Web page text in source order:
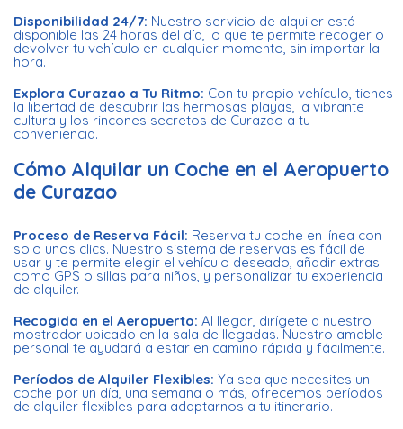
Disponibilidad 24/7: Nuestro servicio de alquiler está
disponible las 24 horas del día, lo que te permite recoger o
devolver tu vehículo en cualquier momento, sin importar la
hora.
Explora Curazao a Tu Ritmo: Con tu propio vehículo, tienes
la libertad de descubrir las hermosas playas, la vibrante
cultura y los rincones secretos de Curazao a tu
conveniencia.
Cómo Alquilar un Coche en el Aeropuerto
de Curazao
Proceso de Reserva Fácil: Reserva tu coche en línea con
solo unos clics. Nuestro sistema de reservas es fácil de
usar y te permite elegir el vehículo deseado, añadir extras
como GPS o sillas para niños, y personalizar tu experiencia
de alquiler.
Recogida en el Aeropuerto: Al llegar, dirígete a nuestro
mostrador ubicado en la sala de llegadas. Nuestro amable
personal te ayudará a estar en camino rápida y fácilmente.
Períodos de Alquiler Flexibles: Ya sea que necesites un
coche por un día, una semana o más, ofrecemos períodos
de alquiler flexibles para adaptarnos a tu itinerario.